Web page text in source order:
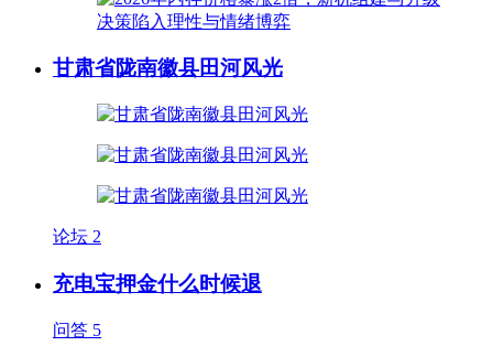
甘肃省陇南徽县田河风光
论坛 2
充电宝押金什么时候退
问答 5